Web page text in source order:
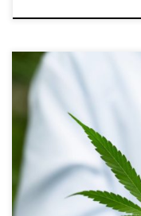
Narkotyki to substancje
człowieka. Po spożyciu
danej osoby poprzez
czuje się odmieniona,